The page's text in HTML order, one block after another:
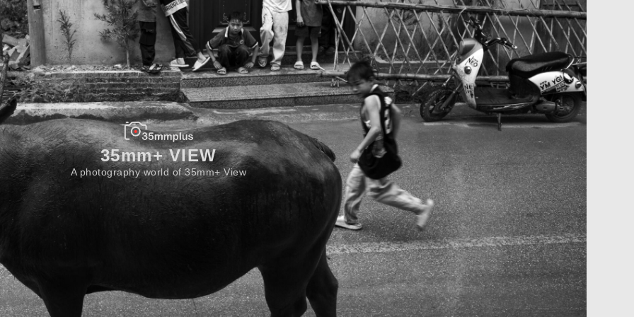
35mm+ VIEW
A photography world of 35mm+ View